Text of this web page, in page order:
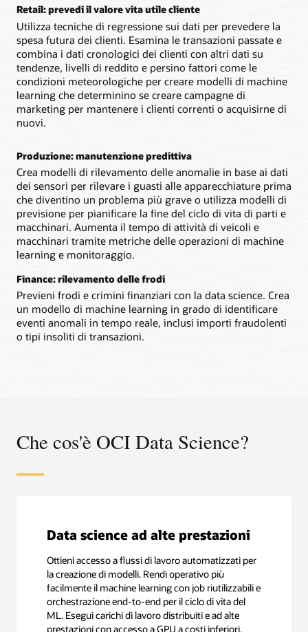
Retail: prevedi il valore vita utile cliente
Utilizza tecniche di regressione sui dati per prevedere la
spesa futura dei clienti. Esamina le transazioni passate e
combina i dati cronologici dei clienti con altri dati su
tendenze, livelli di reddito e persino fattori come le
condizioni meteorologiche per creare modelli di machine
learning che determinino se creare campagne di
marketing per mantenere i clienti correnti o acquisirne di
nuovi.
Produzione: manutenzione predittiva
Crea modelli di rilevamento delle anomalie in base ai dati
dei sensori per rilevare i guasti alle apparecchiature prima
che diventino un problema più grave o utilizza modelli di
previsione per pianificare la fine del ciclo di vita di parti e
macchinari. Aumenta il tempo di attività di veicoli e
macchinari tramite metriche delle operazioni di machine
learning e monitoraggio.
Finance: rilevamento delle frodi
Previeni frodi e crimini finanziari con la data science. Crea
un modello di machine learning in grado di identificare
eventi anomali in tempo reale, inclusi importi fraudolenti
o tipi insoliti di transazioni.
Che cos'è OCI Data Science?
Data science ad alte prestazioni
Ottieni accesso a flussi di lavoro automatizzati per
la creazione di modelli. Rendi operativo più
facilmente il machine learning con job riutilizzabili e
orchestrazione end-to-end per il ciclo di vita del
ML. Esegui carichi di lavoro distribuiti e ad alte
prestazioni con accesso a GPU a costi inferiori.